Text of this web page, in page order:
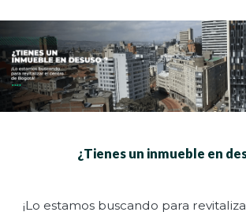
¿Tienes un inmueble en
¡Lo estamos buscando para